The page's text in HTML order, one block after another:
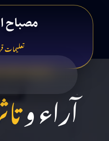
مصباح
تعلیمات
آراء و